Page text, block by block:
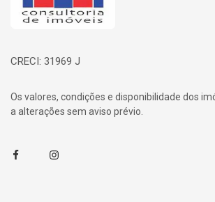
CRECI: 31969 J
Os valores, condições e disponibilidade dos
a alterações sem aviso prévio.
FacebookInstagram